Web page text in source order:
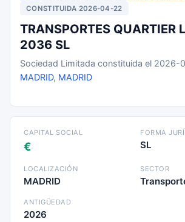
CONSTITUIDA 2026-04-22
TRANSPORTES QUARTIER
2036 SL
Sociedad Limitada constituida el 2026-
MADRID, MADRID
CAPITAL SOCIAL
€
FORMA
SL
LOCALIZACIÓN
MADRID
SECTOR
ANTIGÜEDAD
2026